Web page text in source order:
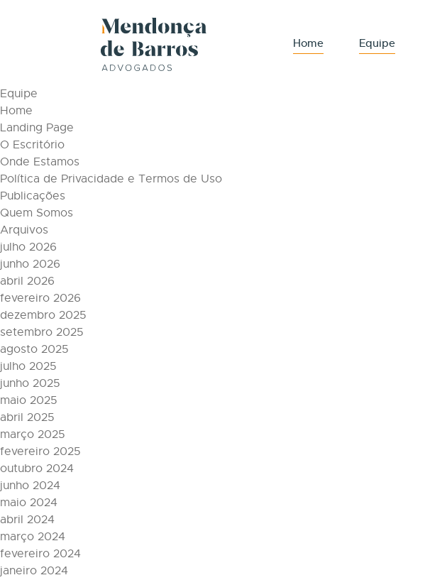
Home Equipe
Equipe
Home
Landing Page
O Escritório
Onde Estamos
Política de Privacidade e Termos de Uso
Publicações
Quem Somos
Arquivos
julho 2026
junho 2026
abril 2026
fevereiro 2026
dezembro 2025
setembro 2025
agosto 2025
julho 2025
junho 2025
maio 2025
abril 2025
março 2025
fevereiro 2025
outubro 2024
junho 2024
maio 2024
abril 2024
março 2024
fevereiro 2024
janeiro 2024